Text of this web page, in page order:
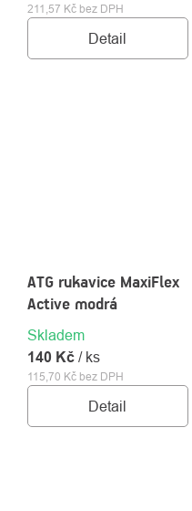
211,57 Kč bez DPH
Detail
ATG rukavice MaxiFlex
Active modrá
Skladem
115,70 Kč bez DPH
140 Kč / ks
Detail